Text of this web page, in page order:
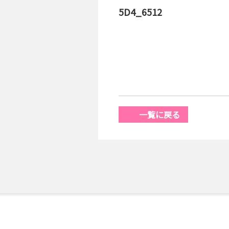
5D4_6512
一覧に戻る